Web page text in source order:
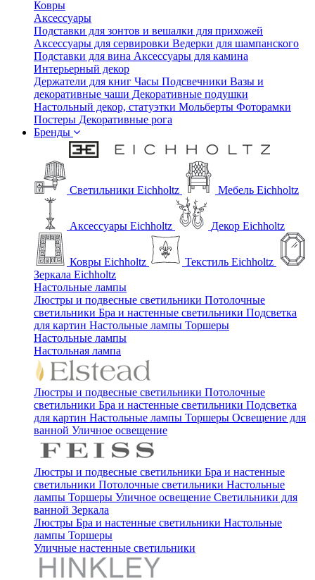
Ковры
Аксессуары
Подставки для зонтов и вешалки для прихожей
Аксессуары для сервировки Ведерки для шампанского
Подставки для вина Аксессуары для камина
Интерьерный декор
Держатели для книг Часы Подсвечники Вазы и
декоративные чаши Декоративные подушки
Настольный декор, статуэтки Мольберты Фоторамки
Постеры Декоративные рога
Бренды
Светильники Eichholtz Мебель Eichholtz
Аксессуары Eichholtz Декор Eichholtz
Ковры Eichholtz
Текстиль Eichholtz
Зеркала Eichholtz
Настольные лампы
Люстры и подвесные светильники Потолочные
светильники Бра и настенные светильники Подсветка
для картин Настольные лампы Торшеры
Настольные лампы
Настольная лампа
Люстры и подвесные светильники Потолочные
светильники Бра и настенные светильники Подсветка
для картин Настольные лампы Торшеры Освещение для
ванной Уличное освещение
Люстры и подвесные светильники Бра и настенные
светильники Потолочные светильники Настольные
лампы Торшеры Уличное освещение Светильники для
ванной Зеркала
Люстры Бра и настенные светильники Настольные
лампы Торшеры
Уличные настенные светильники